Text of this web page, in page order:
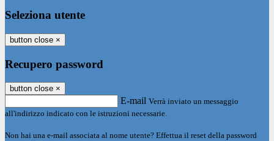
Seleziona utente
button close ×
Recupero password
button close ×
E-mail Verrà inviato un messaggio
all'indirizzo indicato con le istruzioni necessarie.
Non hai una e-mail associata al nome utente? Effettua il reset della password